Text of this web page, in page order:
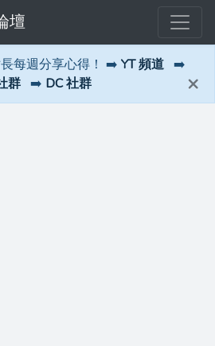
壇
每週分享心得！ ➡️ YT 頻道 ➡️
群 ➡️ DC 社群 ×